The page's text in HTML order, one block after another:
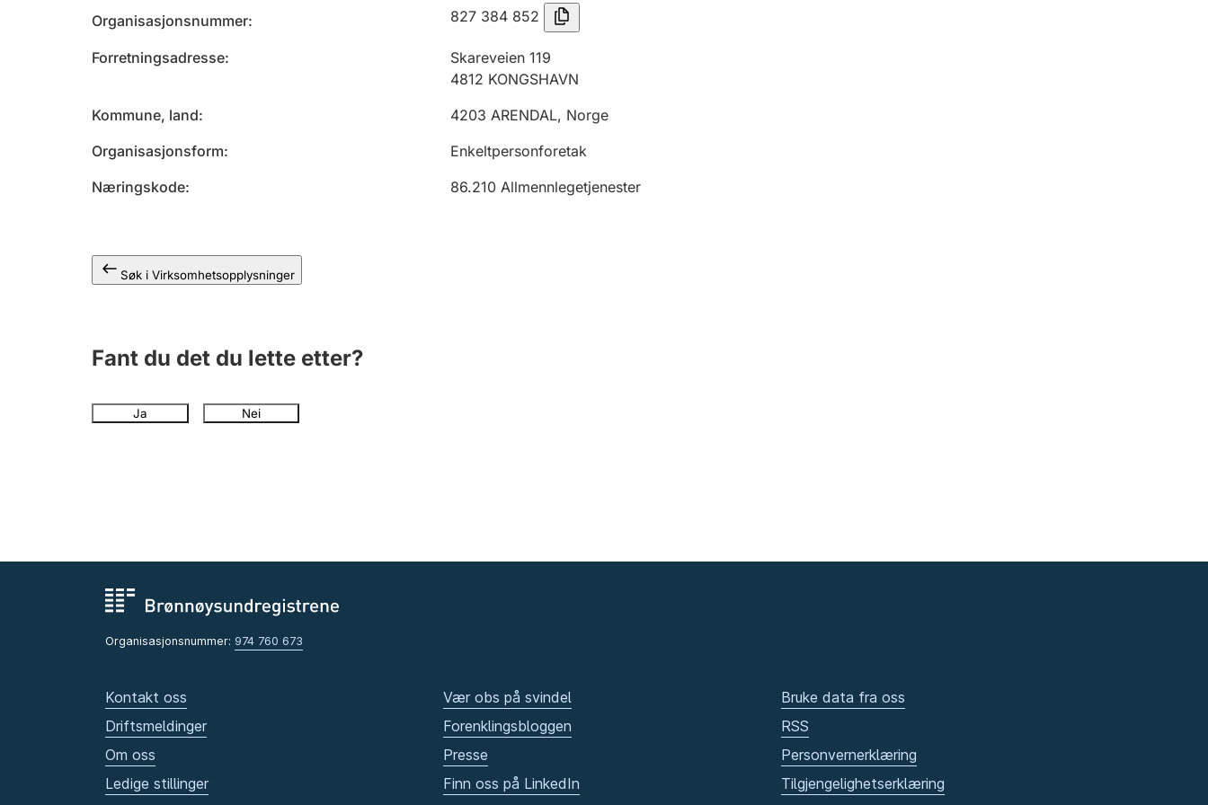
Organisasjonsnummer 827 384 852
Forretningsadresse
Skareveien 119
4812 KONGSHAVN
Kommune, land
4203 ARENDAL, Norge
Organisasjonsform
Enkeltpersonforetak
Næringskode
86.210 Allmennlegetjenester
Søk i Virksomhetsopplysninger
Fant du det du lette etter?
Ja Nei
Organisasjonsnummer: 974 760 673
Kontakt oss
Driftsmeldinger
Om oss
Ledige stillinger
Vær obs på svindel
Forenklingsbloggen
Presse
Finn oss på LinkedIn
Bruke data fra oss
RSS
Personvernerklæring
Tilgjengelighetserklæring